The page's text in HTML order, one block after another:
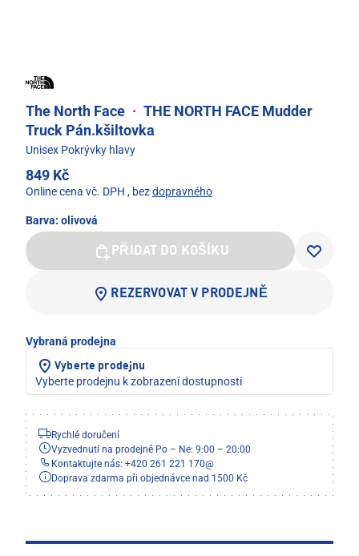
The North Face · THE NORTH FACE Mudder
Truck Pán.kšiltovka
Unisex Pokrývky hlavy
849 Kč
Online cena vč. DPH , bezdopravného
Barva: olivová
PŘIDAT DO KOŠÍKU
REZERVOVAT V PRODEJNĚ
Vybraná prodejna
Vyberte prodejnu
Vyberte prodejnu k zobrazení dostupnosti
Rychlé doručení
Vyzvednutí na prodejně Po – Ne: 9:00 – 20:00
Kontaktujte nás: +420 261 221 170@
Doprava zdarma při objednávce nad 1500 Kč